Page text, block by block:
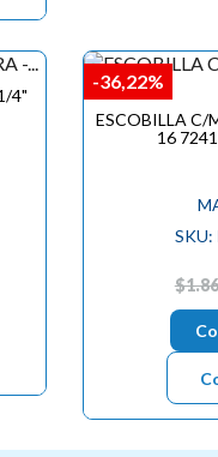
4"
ESCOBILLA C/
16
SKU:
-36,22%